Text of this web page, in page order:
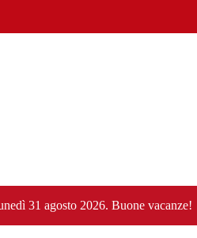
31 agosto 2026. Buone vacanze!